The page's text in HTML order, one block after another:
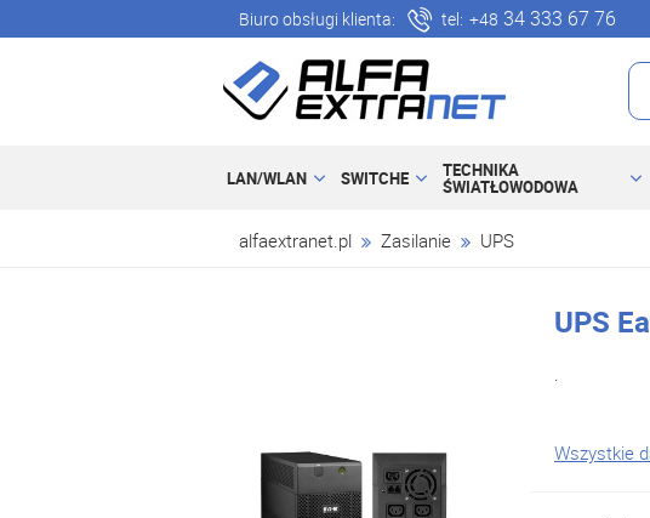
Biuro obsługi klienta: tel: +48 34 333 67 76
LAN/WLAN SWITCHE TECHNIKA
ŚWIATŁOWODOWA
alfaextranet.pl Zasilanie UPS
UPS
.
Wszystkie